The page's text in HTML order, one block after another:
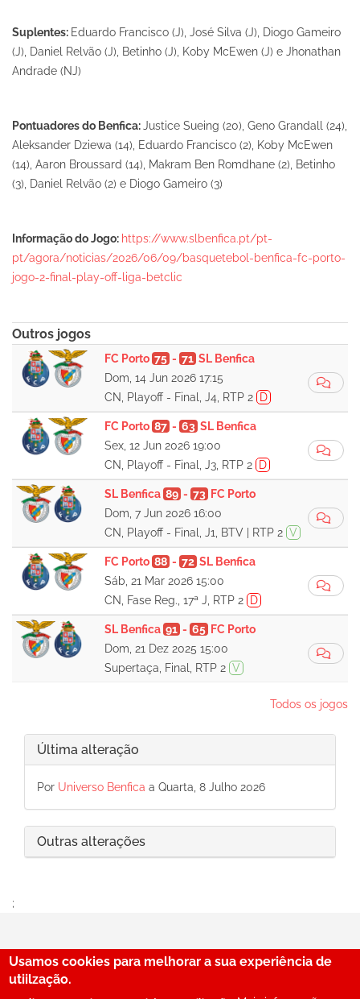
Suplentes: Eduardo Francisco (J), José Silva (J), Diogo Gameiro
(J), Daniel Relvão (J), Betinho (J), Koby McEwen (J) e Jhonathan
Andrade (NJ)
Pontuadores do Benfica:Justice Sueing (20), Geno Grandall (24),
Aleksander Dziewa (14), Eduardo Francisco (2), Koby McEwen
(14), Aaron Broussard (14), Makram Ben Romdhane (2), Betinho
(3), Daniel Relvão (2) e Diogo Gameiro (3)
Informação do Jogo: https://www.slbenfica.pt/pt-
pt/agora/noticias/2026/06/09/basquetebol-benfica-fc-porto-
jogo-2-final-play-off-liga-betclic
Outros jogos
FC Porto 75- 71 SL Benfica
Dom, 14 Jun 2026 17:15
CN, Playoff - Final, J4, RTP 2
D
FC Porto 87- 63 SL Benfica
Sex, 12 Jun 2026 19:00
CN, Playoff - Final, J3, RTP 2
D
SL Benfica 89- 73 FC Porto
Dom, 7 Jun 2026 16:00
CN, Playoff - Final, J1, BTV | RTP 2 V
FC Porto 88- 72 SL Benfica
Sáb, 21 Mar 2026 15:00
CN, Fase Reg., 17ª J, RTP 2
D
SL Benfica 91- 65 FC Porto
Dom, 21 Dez 2025 15:00
Supertaça, Final, RTP 2 V
Todos os jogos
Última alteração
Por Universo Benfica a Quarta, 8 Julho 2026
Outras alterações
;
29
Usamos cookies para melhorar a sua experiência de
utiilzação.